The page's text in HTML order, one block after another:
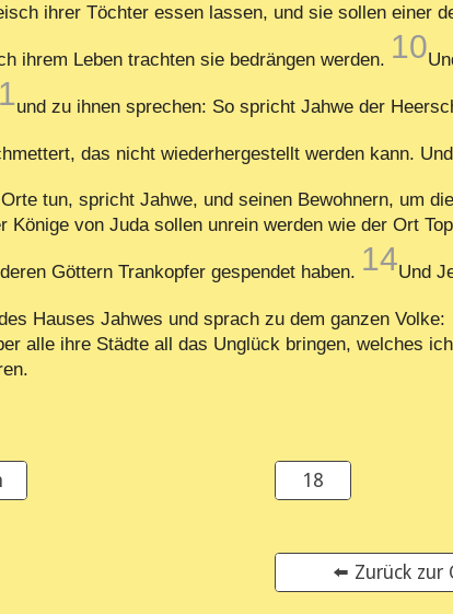
ihrer Töchter essen lassen, und sie sollen einer
ihrem Leben trachten sie bedrängen werden. 10
und zu ihnen sprechen: So spricht Jahwe der
das nicht wiederhergestellt werden kann.
tun, spricht Jahwe, und seinen Bewohnern, um
Könige von Juda sollen unrein werden wie der Ort
Göttern Trankopfer gespendet haben. 14Und
Hauses Jahwes und sprach zu dem ganzen Volke:
alle ihre Städte all das Unglück bringen, welches
18
⬅️ Zurück zur